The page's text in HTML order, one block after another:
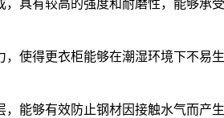
有较高的强度和耐磨性，能够承
得更衣柜能够在潮湿环境下不易
够有效防止钢材因接触水气而产